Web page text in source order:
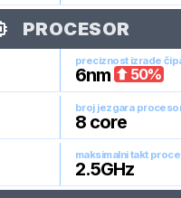
PROCESOR
preciznost izrade
6nm 50%
broj jezgara
8 core
maksimalni takt
2.5GHz